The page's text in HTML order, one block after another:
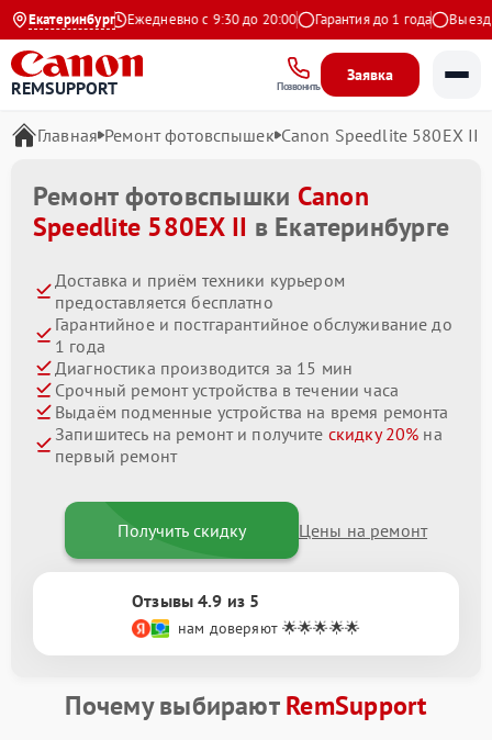
Екатеринбург
4.9 на Яндекс Ежедневно с 9:30 до 20:00 Гарантия до 1 года Выезд
REMSUPPORT Позвонить
Заявка
Главная Ремонт фотовспышек Canon Speedlite 580EX II
Ремонт фотовспышки Canon
Speedlite 580EX II в Екатеринбурге
Доставка и приём техники курьером
предоставляется бесплатно
Гарантийное и постгарантийное обслуживание до
1 года
Диагностика производится за 15 мин
Срочный ремонт устройства в течении часа
Выдаём подменные устройства на время ремонта
Запишитесь на ремонт и получите скидку 20% на
первый ремонт
Получить скидку Цены на ремонт
Отзывы 4.9 из 5
нам доверяют 🌟🌟🌟🌟🌟
Почему выбираютRemSupport